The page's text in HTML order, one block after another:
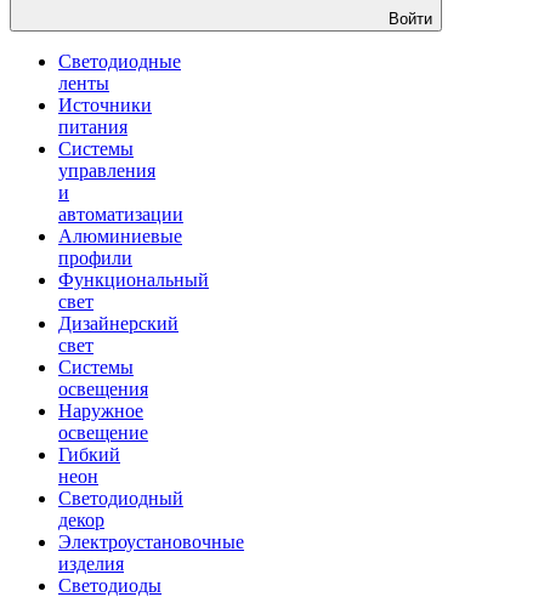
Войти
Светодиодные
ленты
Источники
питания
Системы
управления
и
автоматизации
Алюминиевые
профили
Функциональный
свет
Дизайнерский
свет
Системы
освещения
Наружное
освещение
Гибкий
неон
Светодиодный
декор
Электроустановочные
изделия
Светодиоды